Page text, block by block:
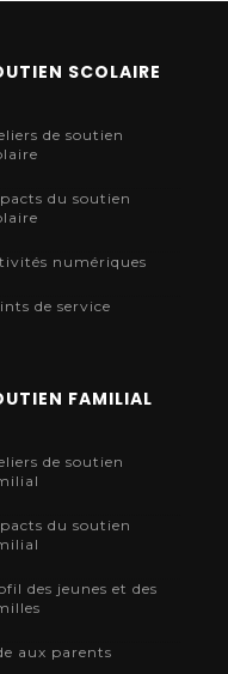
SCOLAIRE
de soutien
du soutien
numériques
de service
FAMILIAL
de soutien
du soutien
des jeunes et des
aux parents